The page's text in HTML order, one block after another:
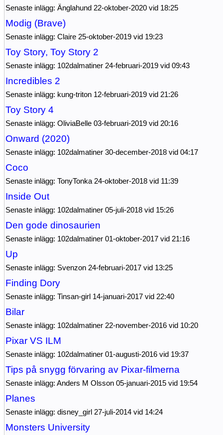
Senaste inlägg: Änglahund 22-oktober-2020 vid 18:25
Modig (Brave)
Senaste inlägg: Claire 25-oktober-2019 vid 19:23
Toy Story, Toy Story 2
Senaste inlägg: 102dalmatiner 24-februari-2019 vid 09:43
Incredibles 2
Senaste inlägg: kung-triton 12-februari-2019 vid 21:26
Toy Story 4
Senaste inlägg: OliviaBelle 03-februari-2019 vid 20:16
Onward (2020)
Senaste inlägg: 102dalmatiner 30-december-2018 vid 04:17
Coco
Senaste inlägg: TonyTonka 24-oktober-2018 vid 11:39
Inside Out
Senaste inlägg: 102dalmatiner 05-juli-2018 vid 15:26
Den gode dinosaurien
Senaste inlägg: 102dalmatiner 01-oktober-2017 vid 21:16
Up
Senaste inlägg: Svenzon 24-februari-2017 vid 13:25
Finding Dory
Senaste inlägg: Tinsan-girl 14-januari-2017 vid 22:40
Bilar
Senaste inlägg: 102dalmatiner 22-november-2016 vid 10:20
Pixar VS ILM
Senaste inlägg: 102dalmatiner 01-augusti-2016 vid 19:37
Tips på snygg förvaring av Pixar-filmerna
Senaste inlägg: Anders M Olsson 05-januari-2015 vid 19:54
Planes
Senaste inlägg: disney_girl 27-juli-2014 vid 14:24
Monsters University